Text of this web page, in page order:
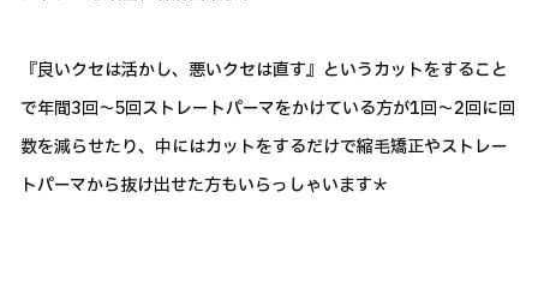
『良いクセは活かし、悪いクセは直す』というカットをすること
で年間3回～5回ストレートパーマをかけている方が1回～2回に回
数を減らせたり、中にはカットをするだけで縮毛矯正やストレー
トパーマから抜け出せた方もいらっしゃいます＊